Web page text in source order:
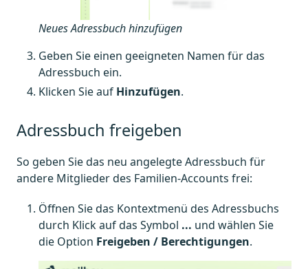
Neues Adressbuch hinzufügen
Geben Sie einen geeigneten Namen für das
Adressbuch ein.
Klicken Sie auf Hinzufügen.
Adressbuch freigeben
So geben Sie das neu angelegte Adressbuch für
andere Mitglieder des Familien-Accounts frei:
Öffnen Sie das Kontextmenü des Adressbuchs
durch Klick auf das Symbol ... und wählen Sie
die Option Freigeben / Berechtigungen.